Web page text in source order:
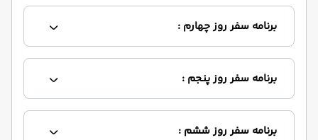
برنامه سفر روز چهارم :
برنامه سفر روز پنجم :
برنامه سفر روز ششم :